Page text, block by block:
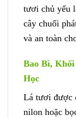
tươi chủ yếu
cây chuối
và an toàn
Bao Bì,
Học
Lá tươi được
nilon hoặc